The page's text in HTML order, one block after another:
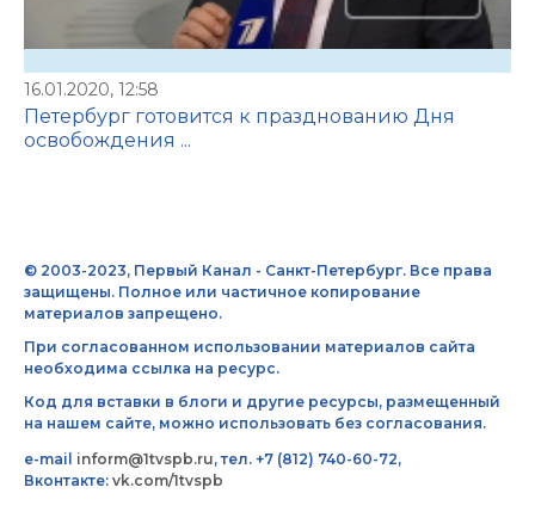
16.01.2020, 12:58
Петербург готовится к празднованию Дня
освобождения ...
© 2003-2023, Первый Канал - Санкт-Петербург. Все права
защищены. Полное или частичное копирование
материалов запрещено.
При согласованном использовании материалов сайта
необходима ссылка на ресурс.
Код для вставки в блоги и другие ресурсы, размещенный
на нашем сайте, можно использовать без согласования.
e-mail inform@1tvspb.ru, тел. +7 (812) 740-60-72,
Вконтакте: vk.com/1tvspb